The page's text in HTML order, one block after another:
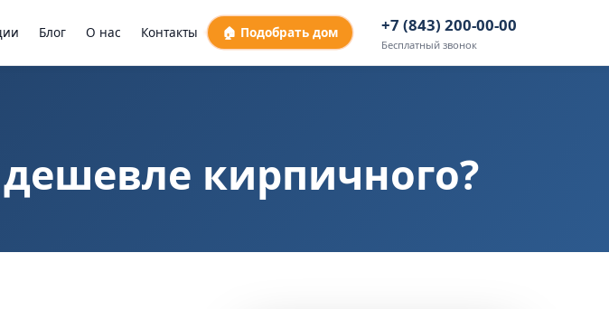
Блог О нас Контакты 🏠 Подобрать дом +7 (843) 200-00-00
Бесплатный звонок
кирпичного?